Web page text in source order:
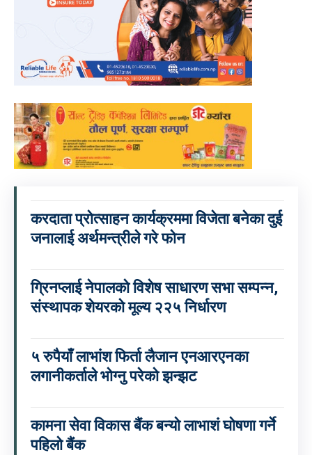
करदाता प्रोत्साहन कार्यक्रममा विजेता बनेका दुई
जनालाई अर्थमन्त्रीले गरे फोन
ग्रिनप्लाई नेपालको विशेष साधारण सभा सम्पन्न,
संस्थापक शेयरको मूल्य २२५ निर्धारण
५ रुपैयाँ लाभांश फिर्ता लैजान एनआरएनका
लगानीकर्ताले भोग्नु परेको झन्झट
कामना सेवा विकास बैंक बन्यो लाभाशं घोषणा गर्ने
पहिलो बैंक